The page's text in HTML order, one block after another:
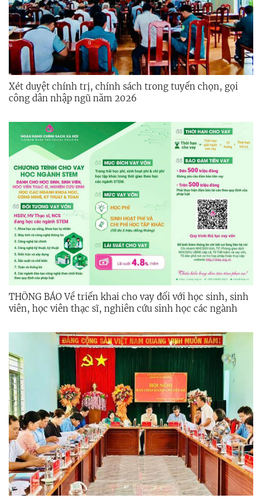
Xét duyệt chính trị, chính sách trong tuyển chọn, gọi
công dân nhập ngũ năm 2026
THÔNG BÁO Về triển khai cho vay đối với học sinh, sinh
viên, học viên thạc sĩ, nghiên cứu sinh học các ngành